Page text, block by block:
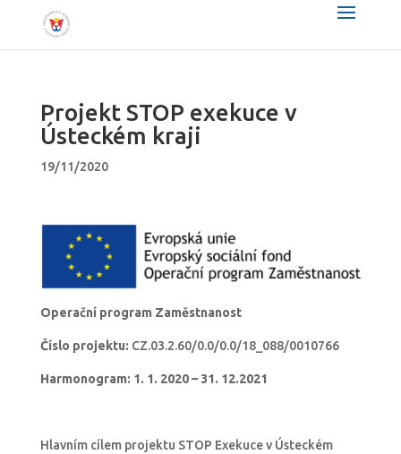
Projekt STOP exekuce v
Ústeckém kraji
19/11/2020
Operační program Zaměstnanost
Číslo projektu: CZ.03.2.60/0.0/0.0/18_088/0010766
Harmonogram: 1. 1. 2020 – 31. 12.2021
Hlavním cílem projektu STOP Exekuce v Ústeckém